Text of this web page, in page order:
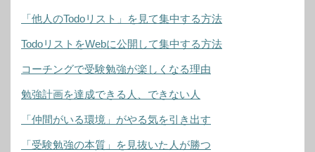
「他人のTodoリスト」を見て集中する方法
TodoリストをWebに公開して集中する方法
コーチングで受験勉強が楽しくなる理由
勉強計画を達成できる人、できない人
「仲間がいる環境」がやる気を引き出す
「受験勉強の本質」を見抜いた人が勝つ